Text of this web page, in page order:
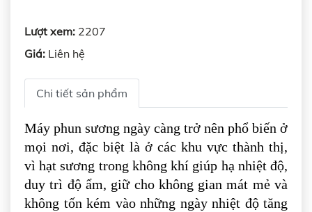
Lượt xem: 2207
Giá: Liên hệ
Chi tiết sản phẩm
Máy phun sương ngày càng trở nên phổ biến ở
mọi nơi, đặc biệt là ở các khu vực thành thị,
vì hạt sương trong không khí giúp hạ nhiệt độ,
duy trì độ ẩm, giữ cho không gian mát mẻ và
không tốn kém vào những ngày nhiệt độ tăng